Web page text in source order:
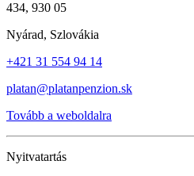
434, 930 05
Nyárad, Szlovákia
+421 31 554 94 14
platan@platanpenzion.sk
Tovább a weboldalra
Nyitvatartás